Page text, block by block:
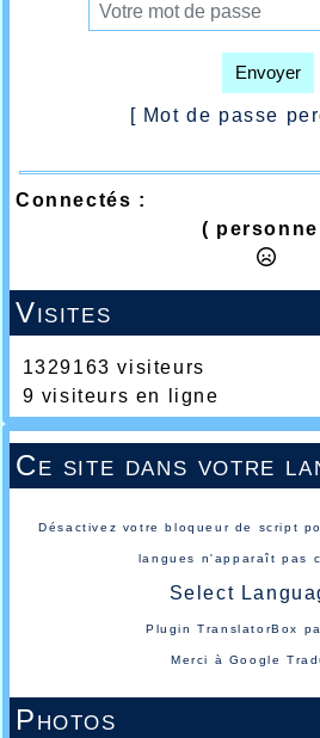
Envoyer
[ Mot de passe
Connectés :
( personne
Visites
1329163 visiteurs
9 visiteurs en ligne
Ce site dans votre
Désactivez votre bloqueur de script
langues n'apparaît pas
Select
Plugin TranslatorBox
Merci à Google
Photos